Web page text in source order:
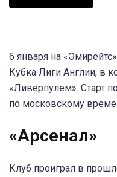
6 января на
Кубка Лиги Англии, в
«Ливерпулем». Старт
по московскому
«Арсенал»
Клуб проиграл в